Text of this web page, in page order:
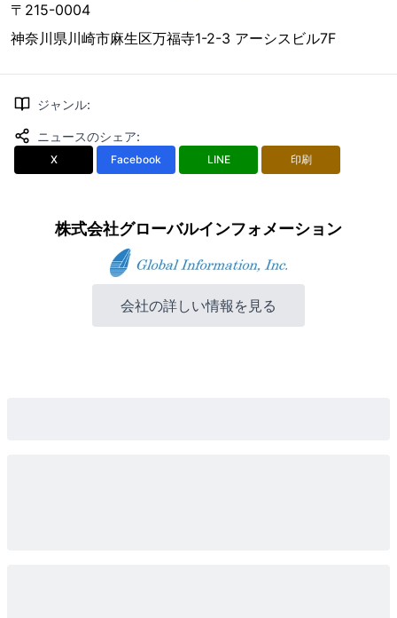
〒215-0004
神奈川県川崎市麻生区万福寺1-2-3 アーシスビル7F
ジャンル:
ニュースのシェア:
X Facebook LINE 印刷
株式会社グローバルインフォメーション
会社の詳しい情報を見る